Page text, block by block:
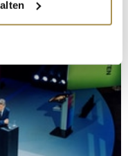
Lage
Meter genau sein
identifizieren
persönlichen Daten
Präferenzen im